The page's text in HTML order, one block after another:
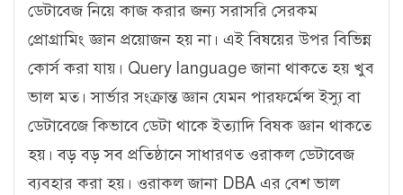
ডেটাবেজ নিয়ে কাজ করার জন্য সরাসরি সেরকম
প্রোগ্রামিং জ্ঞান প্রয়োজন হয় না। এই বিষয়ের উপর বিভিন্ন
কোর্স করা যায়। Query language জানা থাকতে হয় খুব
ভাল মত। সার্ভার সংক্রান্ত জ্ঞান যেমন পারফর্মেন্স ইস্যু বা
ডেটাবেজে কিভাবে ডেটা থাকে ইত্যাদি বিষক জ্ঞান থাকতে
হয়। বড় বড় সব প্রতিষ্ঠানে সাধারণত ওরাকল ডেটাবেজ
ব্যবহার করা হয়। ওরাকল জানা DBA এর বেশ ভাল